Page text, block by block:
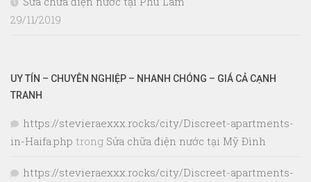
29/11/2019
UY TÍN – CHUYÊN NGHIỆP – NHANH CHÓNG – GIÁ CẢ CẠNH
TRANH
https://stevieraexxx.rocks/city/Discreet-apartments-
in-Haifa.php trong Sửa chữa điện nước tại Mỹ Đình
https://stevieraexxx.rocks/city/Discreet-apartments-